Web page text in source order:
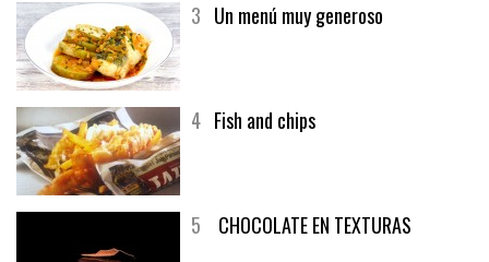
3 Un menú muy generoso
4 Fish and chips
5 CHOCOLATE EN TEXTURAS